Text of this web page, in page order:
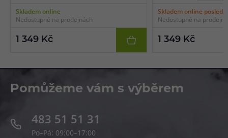
těla, přehledné nastavení, manuální A-Lock
zámek, stabilní Buck-boost výkon.
Skladem online
Nedostupné na prodejnách
1 349 Kč
těla, přehledné
zámek, stabilní Buck-
Skladem online
Nedostupné na
1 349 Kč
Pomůžeme vám s výběrem
483 51 51 31
Po–Pá: 09:00–17:00